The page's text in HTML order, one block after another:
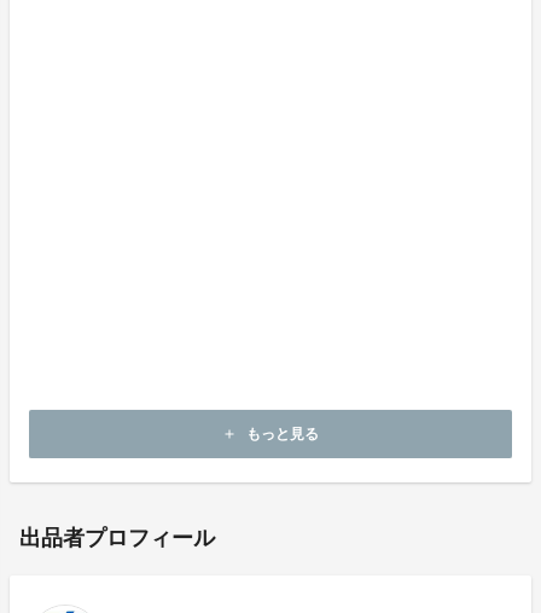
add もっと見る
出品者プロフィール